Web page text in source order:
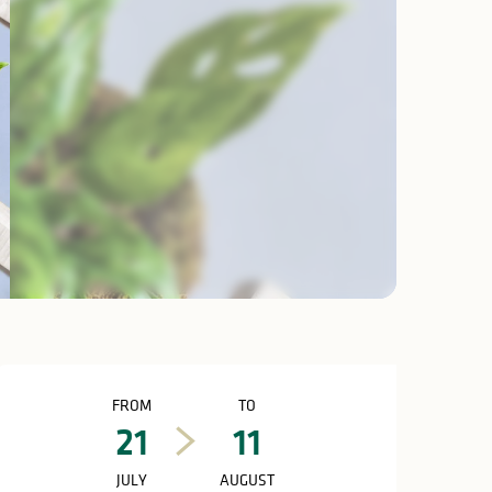
Opening hours
FROM
21
JULY
TO
11
AUGUST